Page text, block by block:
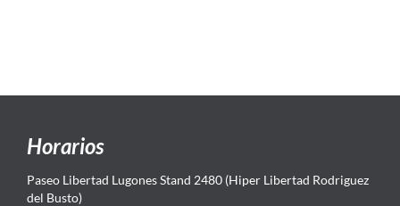
Horarios
Paseo Libertad Lugones Stand 2480 (Hiper Libertad Rodriguez
del Busto)